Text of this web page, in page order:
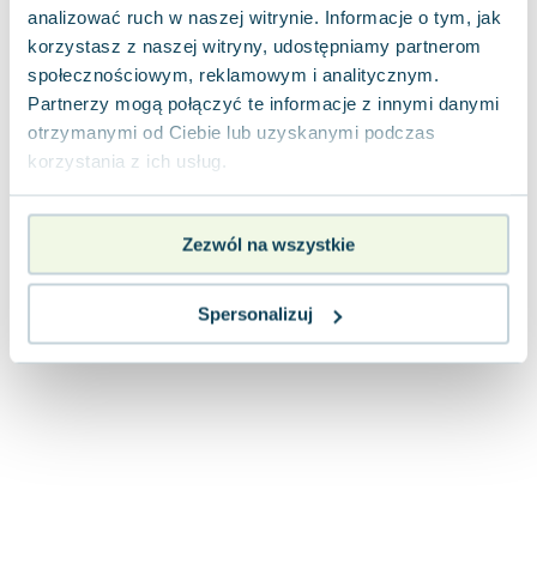
analizować ruch w naszej witrynie. Informacje o tym, jak
korzystasz z naszej witryny, udostępniamy partnerom
społecznościowym, reklamowym i analitycznym.
Partnerzy mogą połączyć te informacje z innymi danymi
otrzymanymi od Ciebie lub uzyskanymi podczas
korzystania z ich usług.
Zezwól na wszystkie
Spersonalizuj
Virginia Woolf
Lorraine Warren
Ajahn Brahm
Lucinda Riley
Jacek Walkiewicz